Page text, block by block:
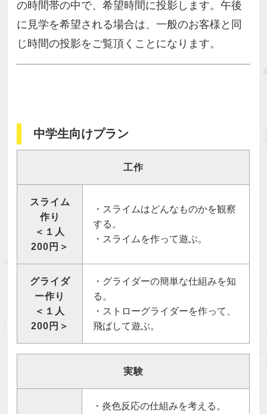
の時間帯の中で、希望時間に投影します。午後
に見学を希望される場合は、一般のお客様と同
じ時間の投影をご覧頂くことになります。
中学生向けプラン
工作
スライム
作り
＜１人
200円＞
・スライムはどんなものかを観察
する。
・スライムを作って遊ぶ。
グライダ
ー作り
＜１人
200円＞
・グライダーの簡単な仕組みを知
る。
・ストローグライダーを作って、
飛ばして遊ぶ。
実験
・炎色反応の仕組みを考える。